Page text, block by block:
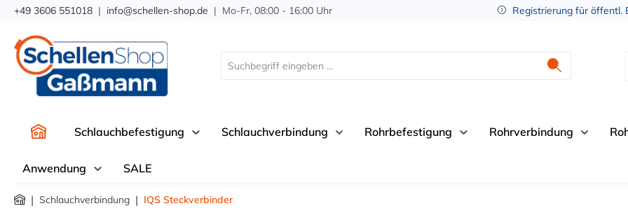
Zur Hauptnavigation springen
+49 3606 551018 | info@schellen-shop.de | Mo-Fr, 08:00 - 16:00 Uhr Registrierung für öffentl.
Schlauchbefestigung Schlauchverbindung Rohrbefestigung Rohrverbindung
Anwendung SALE
| Schlauchverbindung | IQS Steckverbinder